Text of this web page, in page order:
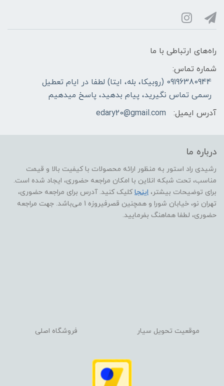
راه‌های ارتباطی با ما
شماره تماس:
09196380944 (روبیکا، بله، ایتا) لطفا در ایام تعطیل
رسمی تماس نگیرید، پیام بدهید، پاسخ میدهیم
آدرس ایمیل:
edary20@gmail.com
درباره ما
رشیدی راد استور به منظور ارائه محصولات با کیفیت بالا و قیمت
مناسب، تحت شبکه انلاین با امکان مراجعه حضوری، ایجاد شده است.
برای توضیحات بیشتر، اینجاکلیک کنید. آدرس برای مراجعه حضوری،
تهران نو، خیابان شورا و همچنین قصرفیروزه 1 می‌باشد. جهت مراجعه
حضوری، لطفا هماهنگ بفرمایید.
موقعیت تحویل سیار فروشگاه اصلی